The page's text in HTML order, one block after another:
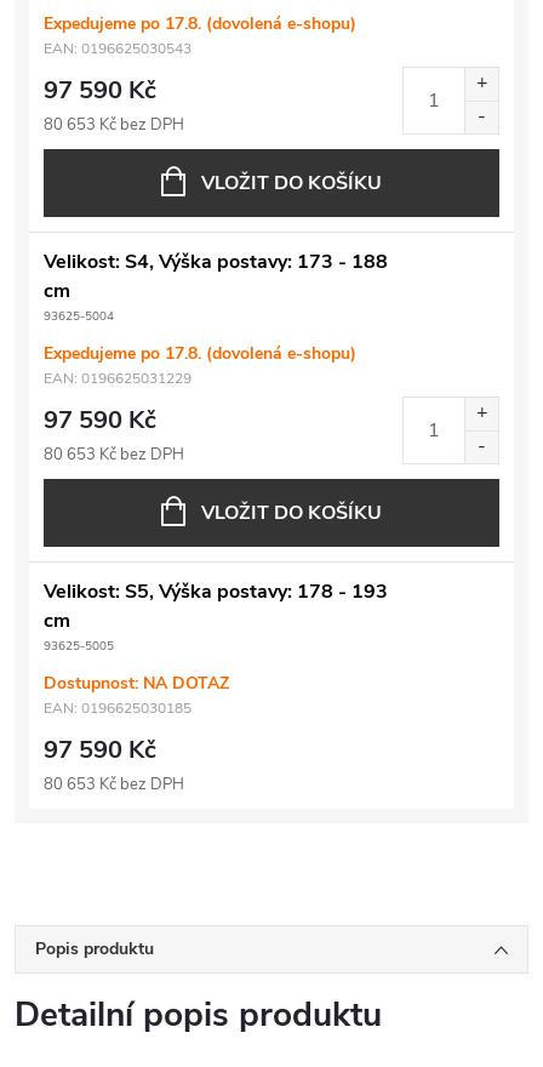
Expedujeme po 17.8. (dovolená e-shopu)
EAN: 0196625030543
97 590 Kč
80 653 Kč bez DPH
VLOŽIT DO KOŠÍKU
Velikost: S4, Výška postavy: 173 - 188
cm
93625-5004
Expedujeme po 17.8. (dovolená e-shopu)
EAN: 0196625031229
97 590 Kč
80 653 Kč bez DPH
VLOŽIT DO KOŠÍKU
Velikost: S5, Výška postavy: 178 - 193
cm
93625-5005
Dostupnost: NA DOTAZ
EAN: 0196625030185
97 590 Kč
80 653 Kč bez DPH
Popis produktu
Detailní popis produktu